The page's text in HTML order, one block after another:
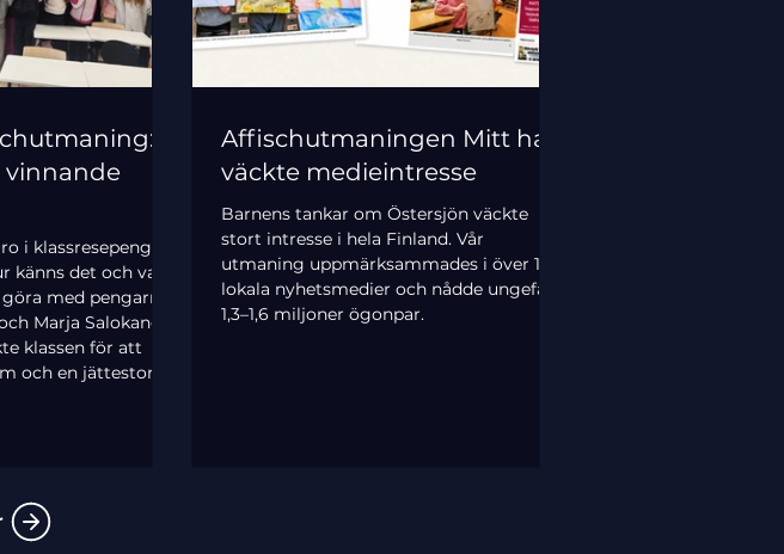
vinnande
i klassresepeng för
känns det och vad
med pengarna?
Marja Salokangas
klassen för att
och en jättestor
Affischutmaningen Mitt hav
väckte medieintresse
Barnens tankar om Östersjön väckte
stort intresse i hela Finland. Vår
utmaning uppmärksammades i över 11
lokala nyhetsmedier och nådde ungefär
1,3–1,6 miljoner ögonpar.